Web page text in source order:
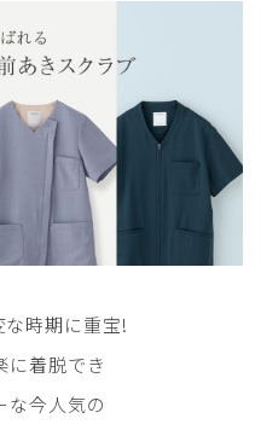
時期に重宝!
に着脱でき
な今人気の